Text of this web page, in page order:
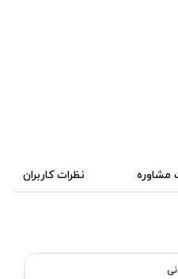
مشاوره نظرات کاربران